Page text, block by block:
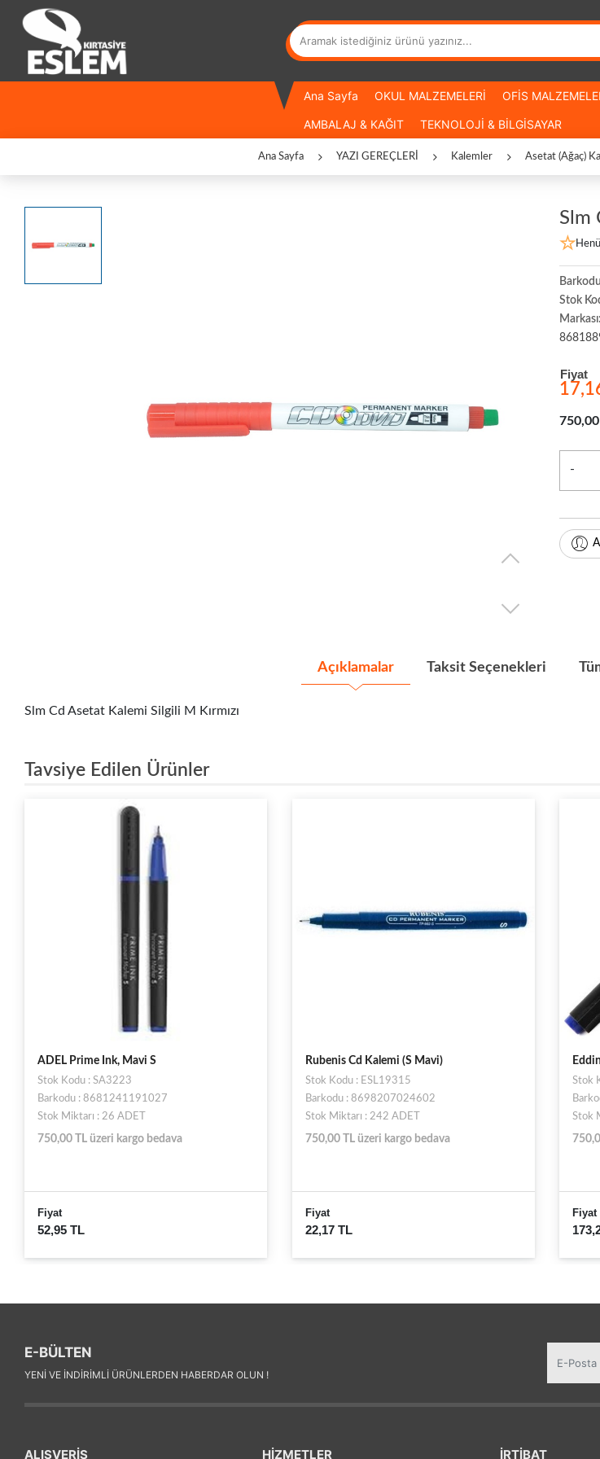
Ana Sayfa OKUL MALZEMELERİ OFİS
AMBALAJ & KAĞIT TEKNOLOJİ & BİLGİSAYAR
Ana Sayfa YAZI GEREÇLERİ Kalemler Asetat (Ağaç)
Slm
Stok
Markası:
Fiyat
-
Açıklamalar Taksit Seçenekleri
Slm Cd Asetat Kalemi Silgili M Kırmızı
Tavsiye Edilen Ürünler
Rubenis Cd Kalemi (S Mavi)
Stok Kodu : ESL19315
Barkodu : 8698207024602
Stok Miktarı : 242 ADET
750,00 TL üzeri kargo bedava
Fiyat
22,17 TL
Edding Asetat Kalemi Silgili Mavi 147S
Stok Kodu : ST00030271
Barkodu : 4004764914500
Stok Miktarı : 7 ADET
750,00 TL üzeri kargo bedava
Fiyat
173,23 TL
Pilot
Stok
Fiyat
E-BÜLTEN
YENI VE INDIRIMLI ÜRÜNLERDEN HABERDAR OLUN !
ALIŞVERİŞ HİZMETLER İRTİBAT